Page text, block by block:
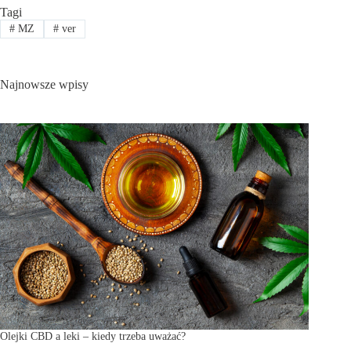
Tagi
#MZ #ver
Najnowsze wpisy
Olejki CBD a leki – kiedy trzeba uważać?